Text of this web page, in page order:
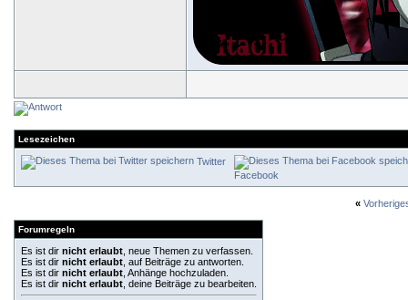
Lesezeichen
Twitter
Facebook
«
Forumregeln
Es ist dir nicht erlaubt , neue Themen zu verfassen.
Es ist dir nicht erlaubt , auf Beiträge zu antworten.
Es ist dir nicht erlaubt , Anhänge hochzuladen.
Es ist dir nicht erlaubt , deine Beiträge zu bearbeiten.